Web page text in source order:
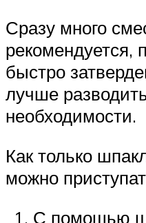
Сразу много
рекомендуется,
быстро
лучше
необходимости.
Как только
можно
С помощью